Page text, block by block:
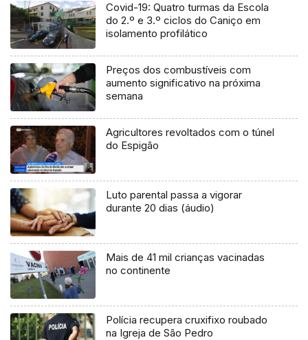
Covid-19: Quatro turmas da Escola
do 2.º e 3.º ciclos do Caniço em
isolamento profilático
Preços dos combustíveis com
aumento significativo na próxima
semana
Agricultores revoltados com o túnel
do Espigão
Luto parental passa a vigorar
durante 20 dias (áudio)
Mais de 41 mil crianças vacinadas
no continente
Polícia recupera cruxifixo roubado
na Igreja de São Pedro